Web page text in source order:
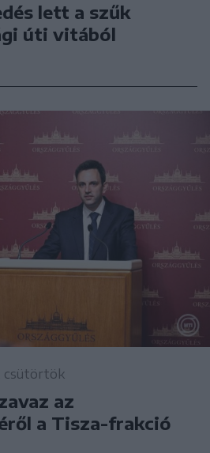
lett a szűk
úti vitából
csütörtök
az
a Tisza-frakció